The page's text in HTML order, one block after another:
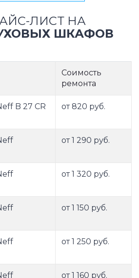
ЛИСТ НА
ШКАФОВ
Соимость
ремонта
B 27 CR
от 820 руб.
от 1 290 руб.
от 1 320 руб.
от 1 150 руб.
от 1 250 руб.
от 1 160 руб.